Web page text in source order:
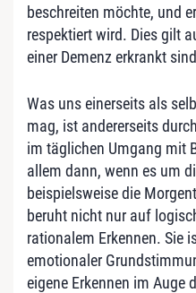
beschreiten möchte, und
respektiert wird. Dies gilt
einer Demenz erkrankt
Was uns einerseits als
mag, ist andererseits
im täglichen Umgang mit
allem dann, wenn es um
beispielsweise die
beruht nicht nur auf
rationalem Erkennen. Sie
emotionaler
eigene Erkennen im Auge